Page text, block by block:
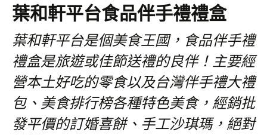
葉和軒平台食品伴手禮禮盒
葉和軒平台是個美食王國，食品伴手禮
禮盒是旅遊或佳節送禮的良伴！主要經
營本土好吃的零食以及台灣伴手禮大禮
包、美食排行榜各種特色美食，經銷批
發平價的訂婚喜餅、手工沙琪瑪，絕對